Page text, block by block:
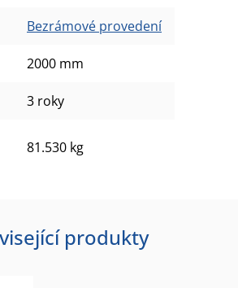
Bezrámové provedení
2000 mm
3 roky
81.530 kg
produkty